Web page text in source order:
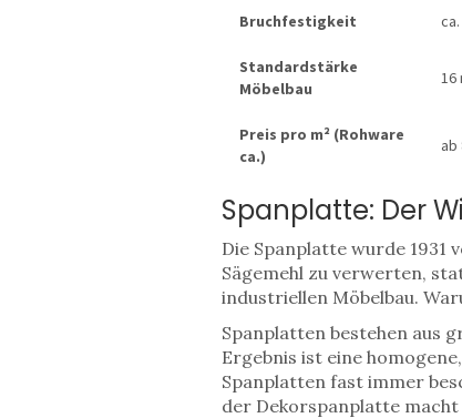
Bruchfestigkeit
Standardstärke
Möbelbau
16
Preis pro m² (Rohware
ca.)
ab
Spanplatte: Der
Die Spanplattewurde 1931
Sägemehl zu verwerten,
industriellen Möbelbau.
Spanplatten bestehen aus
Ergebnis ist eine
Spanplatten fast immer
der Dekorspanplatte